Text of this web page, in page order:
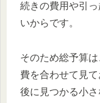
続きの費用や引
いからです。
そのため総予算
費を合わせて見
後に見つかる小